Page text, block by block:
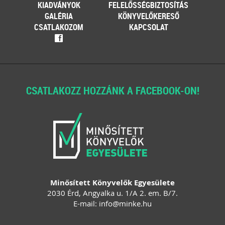
KIADVÁNYOK
FELELŐSSÉGBIZTOSÍTÁS
GALÉRIA
KÖNYVELŐKERESŐ
CSATLAKOZOM
KAPCSOLAT
f
CSATLAKOZZ HOZZÁNK A FACEBOOK-ON!
Minősített Könyvelők Egyesülete
2030 Érd, Angyalka u. 1/A 2. em. B/7.
E-mail: info@minke.hu